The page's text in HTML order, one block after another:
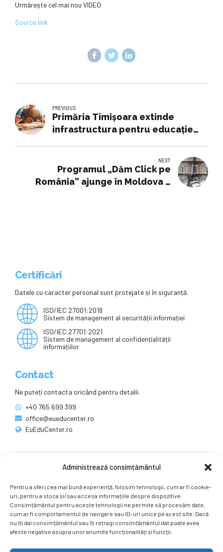
Administrează consimțământul
Pentru a oferi cea mai bună experiență, folosim tehnologii, cum ar fi cookie-
uri, pentru a stoca și/sau accesa informațiile despre dispozitive.
Consimțământul pentru aceste tehnologii ne permite să procesăm date,
cum ar fi comportamentul de navigare sau ID-uri unice pe acest site. Dacă
nu îți dai consimțământul sau îți retragi consimțământul dat poate avea
afecte negative asupra unor anumite funcționalități și funcții.
Urmărește cel mai nou VIDEO
Source link
PREVIOUS
Primăria Timișoara extinde
infrastructura pentru educație
NEXT
Programul „Dăm Click pe
România” ajunge în Moldova –
Certificări
Datele cu caracter personal sunt protejate și în siguranță.
ISO/IEC 27001:2018
Sistem de management al securității informației
ISO/IEC 27701:2021
Sistem de management al confidențialității
informațiilor
Contact
Ne puteți contacta oricând pentru detalii.
+40 765 699 399
office@eueducenter.ro
EuEduCenter.ro
Ne puteți găsi și pe rețelele sociale.